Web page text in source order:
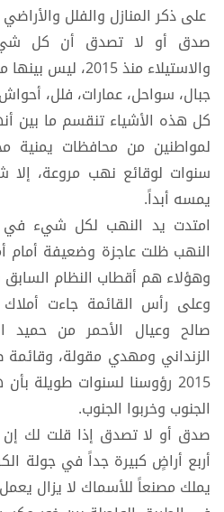
على ذكر المنازل والفلل
صدق أو لا تصدق أن كل
والاستيلاء منذ 2015، ليس بينها متر واحد لمتنفذ سابق.
جبال، سواحل، عمارات، فلل،
كل هذه الأشياء تنقسم ما بين
سنوات لوقائع نهب مروعة، إلا
يمسه أبداً.
النهب ظلت عاجزة وضعيفة أمام
وهؤلاء هم أقطاب النظام السابق
وعلى رأس القائمة جاءت أملاك
صالح وعيال الأحمر من حميد
الزنداني ومهدي مقولة،
2015 رؤوسنا لسنوات طويلة
الجنوب وخربوا الجنوب.
صدق أو لا تصدق إذا قلت لك
أربع أراضٍ كبيرة جداً في جولة
يملك مصنعاً للأسماك لا يزال